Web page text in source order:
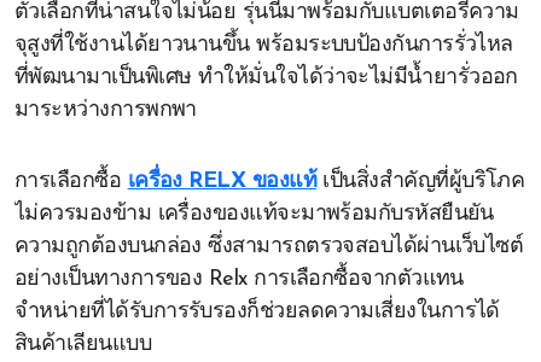
ตัวเลือกที่น่าสนใจไม่น้อย รุ่นนี้มาพร้อมกับแบตเตอรี่ความ
จุสูงที่ใช้งานได้ยาวนานขึ้น พร้อมระบบป้องกันการรั่วไหล
ที่พัฒนามาเป็นพิเศษ ทำให้มั่นใจได้ว่าจะไม่มีน้ำยารั่วออก
มาระหว่างการพกพา
การเลือกซื้อ เครื่อง RELX ของแท้เป็นสิ่งสำคัญที่ผู้บริโภค
ไม่ควรมองข้าม เครื่องของแท้จะมาพร้อมกับรหัสยืนยัน
ความถูกต้องบนกล่อง ซึ่งสามารถตรวจสอบได้ผ่านเว็บไซต์
อย่างเป็นทางการของ Relx การเลือกซื้อจากตัวแทน
จำหน่ายที่ได้รับการรับรองก็ช่วยลดความเสี่ยงในการได้
สินค้าเลียนแบบ